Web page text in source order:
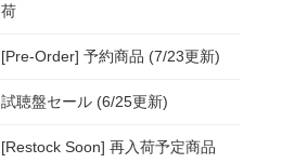
荷
[Pre-Order] 予約商品 (7/23更新)
試聴盤セール (6/25更新)
[Restock Soon] 再入荷予定商品